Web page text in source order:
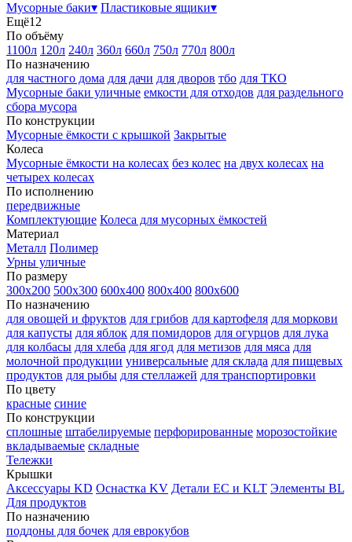
Мусорные баки▾ Пластиковые ящики▾
Ещё12
По объёму
1100л 120л 240л 360л 660л 750л 770л 800л
По назначению
для частного дома для дачи для дворов тбо для ТКО
Мусорные баки уличные емкости для отходов для раздельного
сбора мусора
По конструкции
Мусорные ёмкости с крышкой Закрытые
Колеса
Мусорные ёмкости на колесах без колес на двух колесах на
четырех колесах
По исполнению
передвижные
Комплектующие Колеса для мусорных ёмкостей
Материал
Металл Полимер
Урны уличные
По размеру
300х200 500х300 600х400 800х400 800х600
По назначению
для овощей и фруктов для грибов для картофеля для моркови
для капусты для яблок для помидоров для огурцов для лука
для колбасы для хлеба для ягод для метизов для мяса для
молочной продукции универсальные для склада для пищевых
продуктов для рыбы для стеллажей для транспортировки
По цвету
красные синие
По конструкции
сплошные штабелируемые перфорированные морозостойкие
вкладываемые складные
Тележки
Крышки
Аксессуары KD Оснастка KV Детали EC и KLT Элементы BL
Для продуктов
По назначению
поддоны для бочек для еврокубов